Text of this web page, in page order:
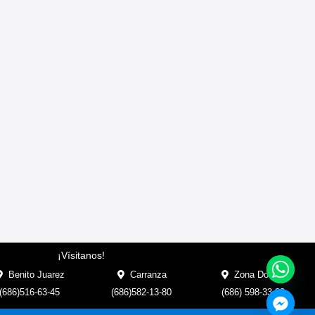
¡Vísitanos!
Benito Juarez
63-45
Carranza
(686)582-13-80
Zona Dorada
(686) 598-33-33